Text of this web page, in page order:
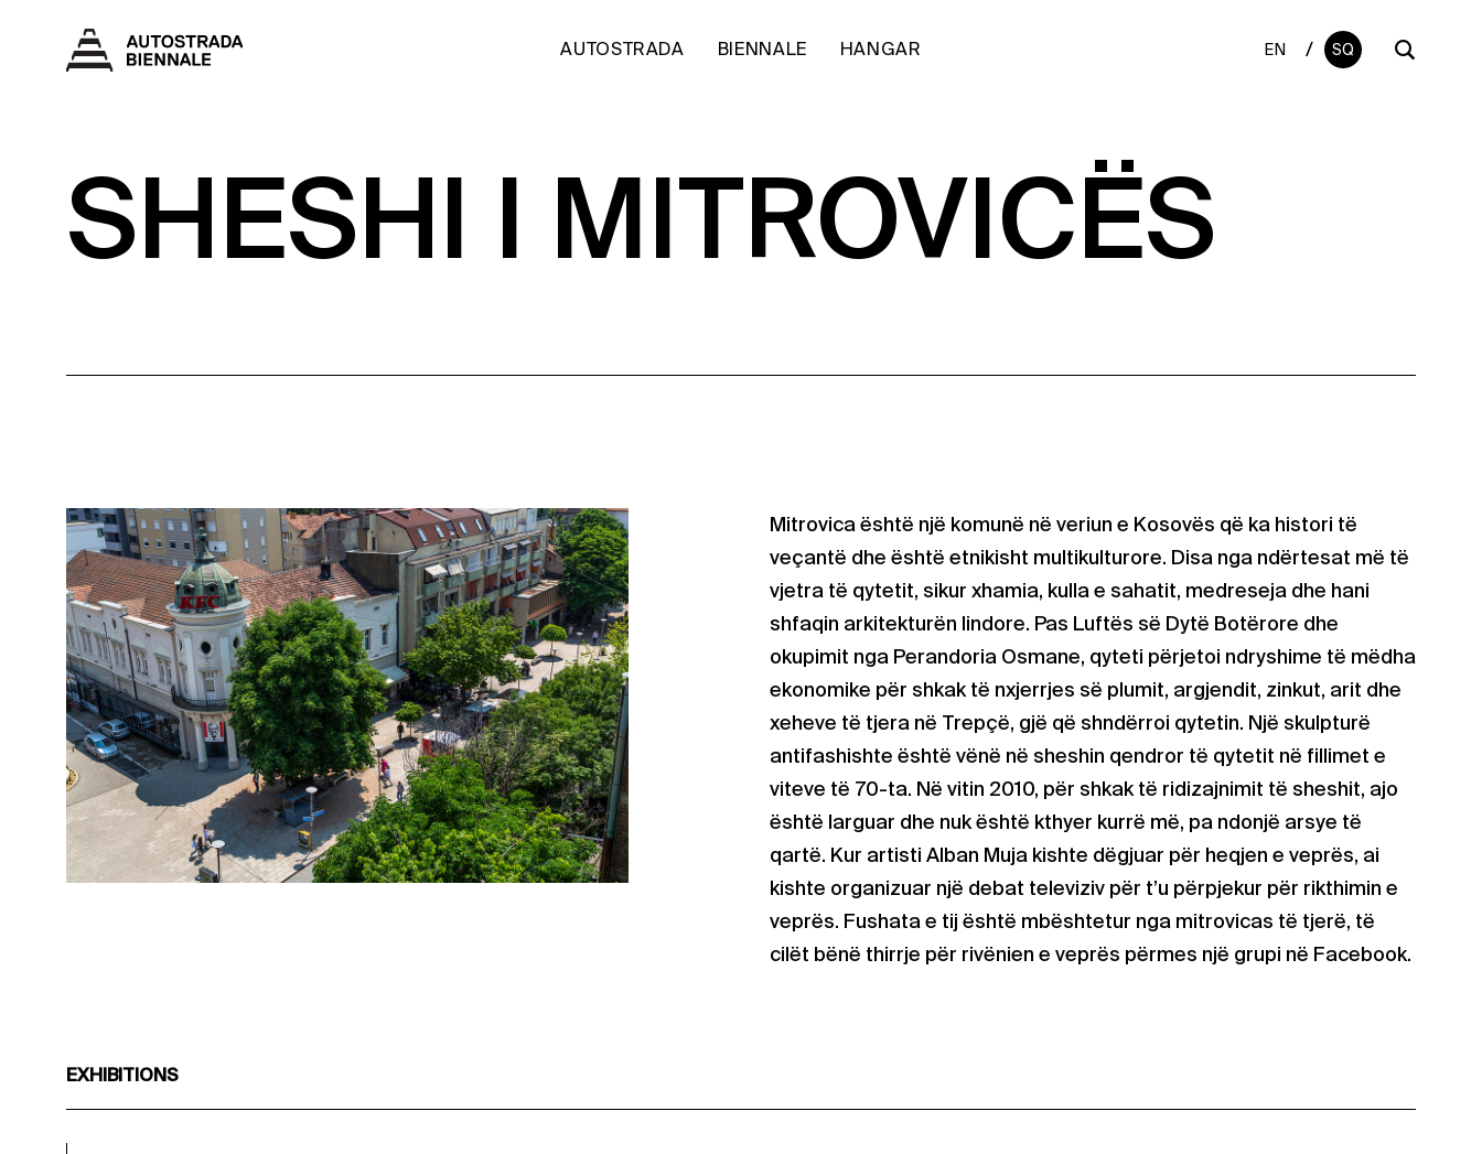
AUTOSTRADA BIENNALE HANGAR EN / SQ
SHESHI I MITROVICËS
Mitrovica është një komunë në veriun e Kosovës që ka histori të
veçantë dhe është etnikisht multikulturore. Disa nga ndërtesat më të
vjetra të qytetit, sikur xhamia, kulla e sahatit, medreseja dhe hani
shfaqin arkitekturën lindore. Pas Luftës së Dytë Botërore dhe
okupimit nga Perandoria Osmane, qyteti përjetoi ndryshime të mëdha
ekonomike për shkak të nxjerrjes së plumit, argjendit, zinkut, arit dhe
xeheve të tjera në Trepçë, gjë që shndërroi qytetin. Një skulpturë
antifashishte është vënë në sheshin qendror të qytetit në fillimet e
viteve të 70-ta. Në vitin 2010, për shkak të ridizajnimit të sheshit, ajo
është larguar dhe nuk është kthyer kurrë më, pa ndonjë arsye të
qartë. Kur artisti Alban Muja kishte dëgjuar për heqjen e veprës, ai
kishte organizuar një debat televiziv për t’u përpjekur për rikthimin e
veprës. Fushata e tij është mbështetur nga mitrovicas të tjerë, të
cilët bënë thirrje për rivënien e veprës përmes një grupi në Facebook.
EXHIBITIONS